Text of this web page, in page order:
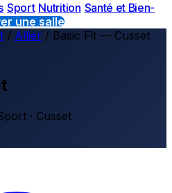
Sport Nutrition Santé et Bien-
une salle
/ Allier / Basic Fit — Cusset
· Cusset